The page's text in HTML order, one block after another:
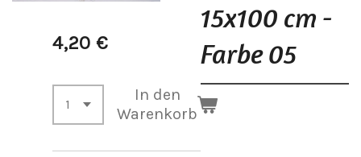
15x100 cm -
Farbe 05
4,20 €
In den
Warenkorb